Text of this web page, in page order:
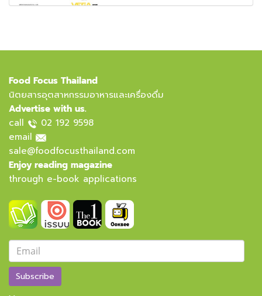
Food Focus Thailand
นิตยสารอุตสาหกรรมอาหารและเครื่องดื่ม
Advertise with us.
call
02 192 9598
email
sale@foodfocusthailand.com
Enjoy reading magazine
through e-book applications
Subscribe